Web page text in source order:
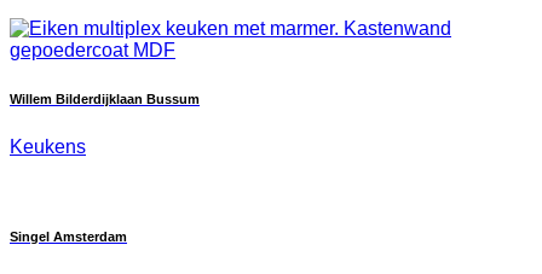
Willem Bilderdijklaan Bussum
Keukens
Singel Amsterdam